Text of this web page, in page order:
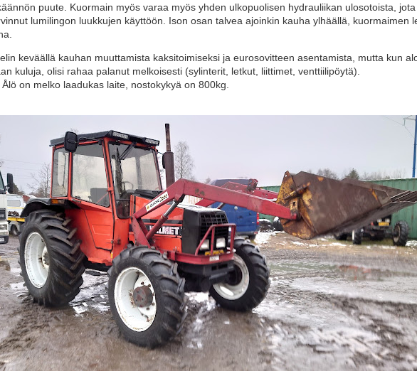
puute. Kuormain myös varaa myös yhden ulkopuolisen hydrauliikan ulosotoista, jota
lumilingon luukkujen käyttöön. Ison osan talvea ajoinkin kauha ylhäällä, kuormaimen
keväällä kauhan muuttamista kaksitoimiseksi ja eurosovitteen asentamista, mutta kun
kuluja, olisi rahaa palanut melkoisesti (sylinterit, letkut, liittimet, venttiilipöytä).
on melko laadukas laite, nostokykyä on 800kg.